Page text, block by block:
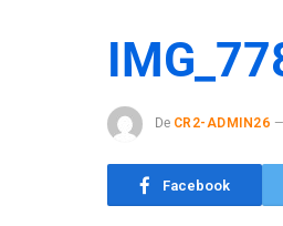
De CR2-ADMIN26
Facebook